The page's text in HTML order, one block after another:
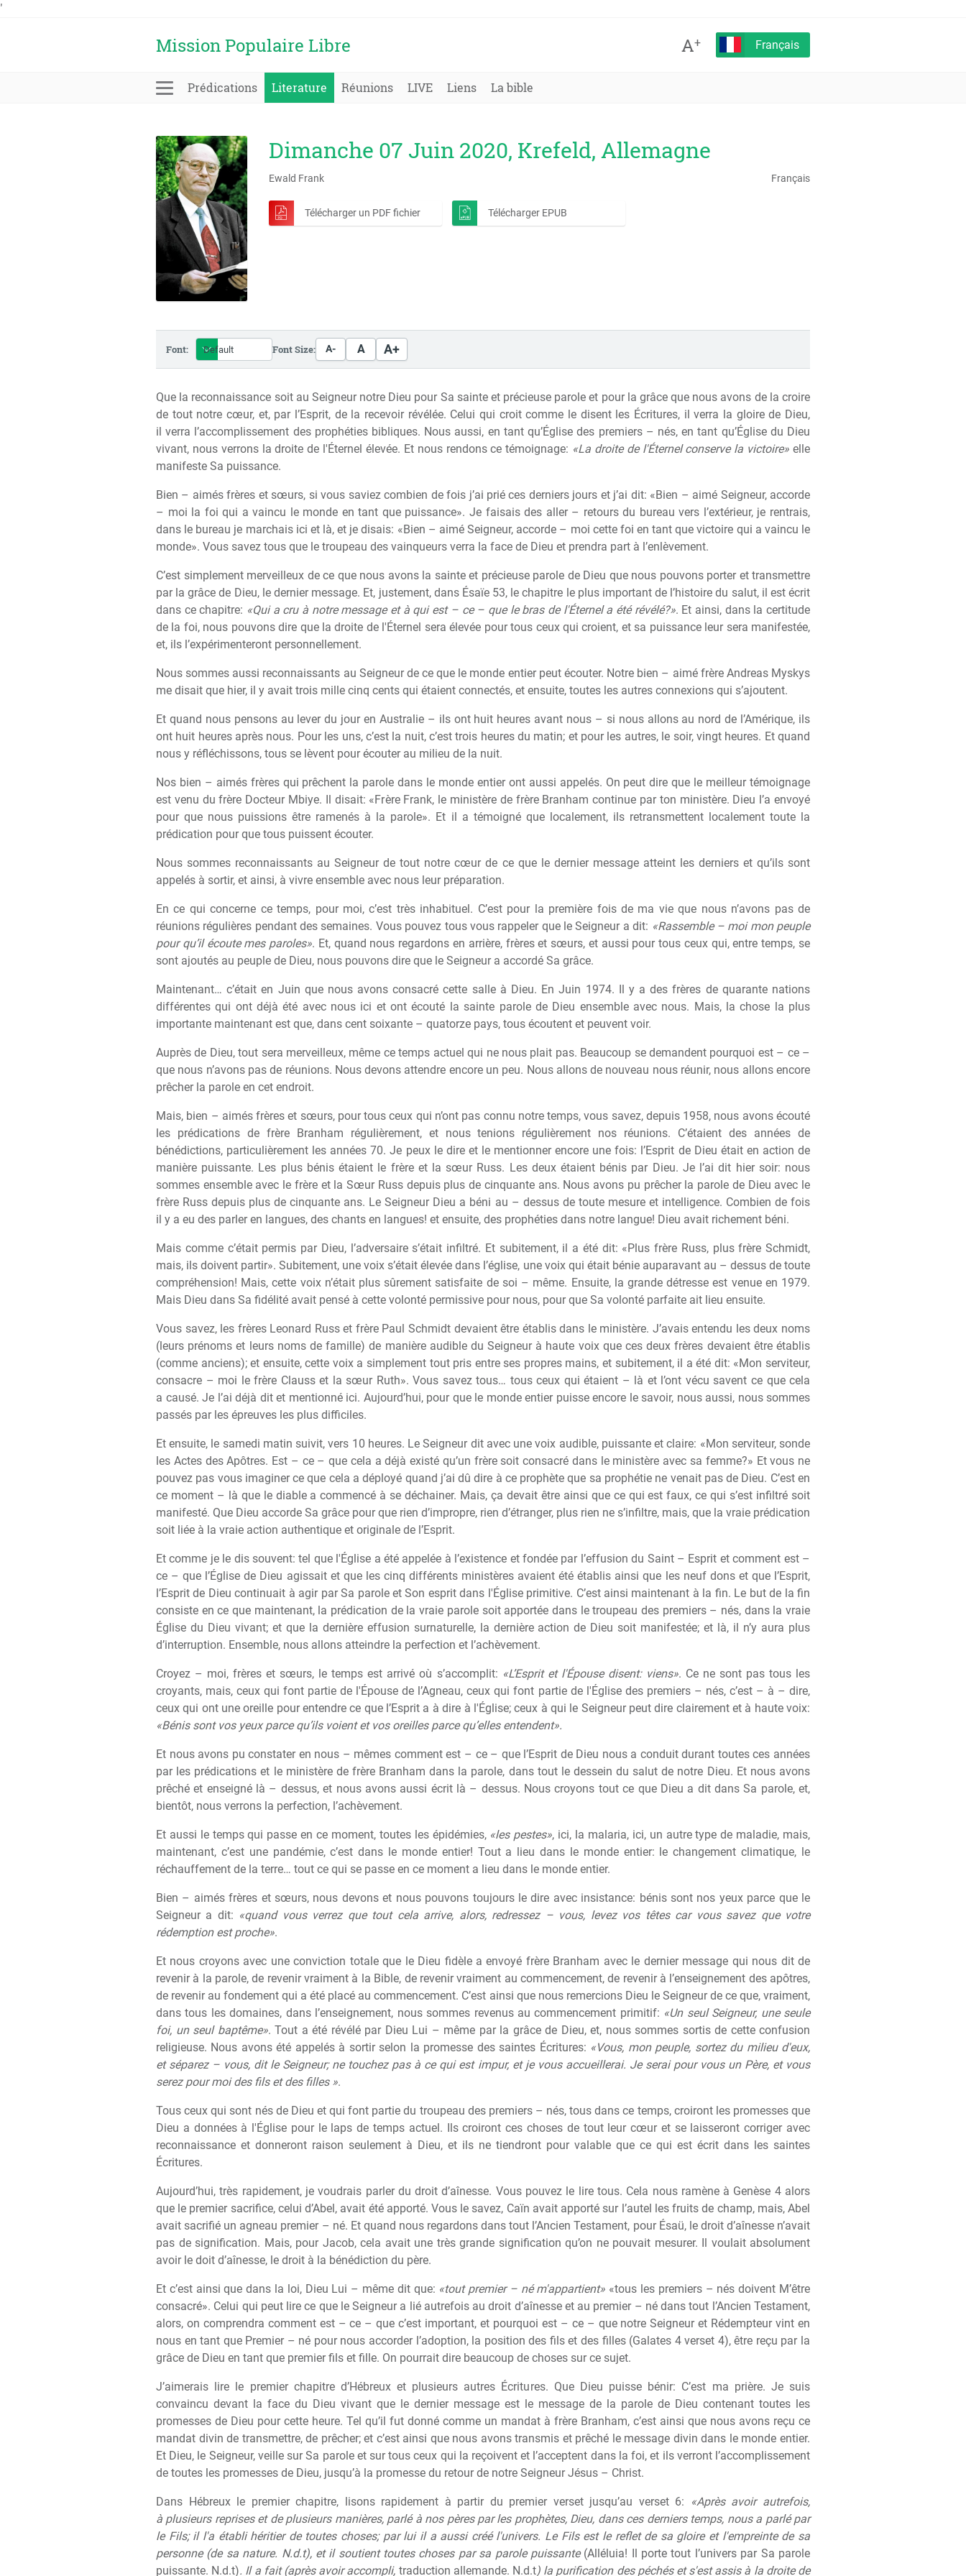
'
Mission Populaire Libre A+ Français
Prédications Literature Réunions LIVE Liens La bible
Dimanche 07 Juin 2020, Krefeld, Allemagne
Ewald Frank Français
Télécharger un PDF fichier Télécharger EPUB
Font: Font Size: A- A A+
Que la reconnaissance soit au Seigneur notre Dieu pour Sa sainte et précieuse parole et pour la grâce que nous avons de la croire
de tout notre cœur, et, par l’Esprit, de la recevoir révélée. Celui qui croit comme le disent les Écritures, il verra la gloire de Dieu,
il verra l’accomplissement des prophéties bibliques. Nous aussi, en tant qu’Église des premiers – nés, en tant qu’Église du Dieu
vivant, nous verrons la droite de l'Éternel élevée. Et nous rendons ce témoignage: «La droite de l'Éternel conserve la victoire»elle
manifeste Sa puissance.
Bien – aimés frères et sœurs, si vous saviez combien de fois j’ai prié ces derniers jours et j’ai dit: «Bien – aimé Seigneur, accorde
– moi la foi qui a vaincu le monde en tant que puissance». Je faisais des aller – retours du bureau vers l’extérieur, je rentrais,
dans le bureau je marchais ici et là, et je disais: «Bien – aimé Seigneur, accorde – moi cette foi en tant que victoire qui a vaincu le
monde». Vous savez tous que le troupeau des vainqueurs verra la face de Dieu et prendra part à l’enlèvement.
C’est simplement merveilleux de ce que nous avons la sainte et précieuse parole de Dieu que nous pouvons porter et transmettre
par la grâce de Dieu, le dernier message. Et, justement, dans Ésaïe 53, le chapitre le plus important de l’histoire du salut, il est écrit
dans ce chapitre: «Qui a cru à notre message et à qui est – ce – que le bras de l'Éternel a été révélé?». Et ainsi, dans la certitude
de la foi, nous pouvons dire que la droite de l'Éternel sera élevée pour tous ceux qui croient, et sa puissance leur sera manifestée,
et, ils l’expérimenteront personnellement.
Nous sommes aussi reconnaissants au Seigneur de ce que le monde entier peut écouter. Notre bien – aimé frère Andreas Myskys
me disait que hier, il y avait trois mille cinq cents qui étaient connectés, et ensuite, toutes les autres connexions qui s’ajoutent.
Et quand nous pensons au lever du jour en Australie – ils ont huit heures avant nous – si nous allons au nord de l’Amérique, ils
ont huit heures après nous. Pour les uns, c’est la nuit, c’est trois heures du matin; et pour les autres, le soir, vingt heures. Et quand
nous y réfléchissons, tous se lèvent pour écouter au milieu de la nuit.
Nos bien – aimés frères qui prêchent la parole dans le monde entier ont aussi appelés. On peut dire que le meilleur témoignage
est venu du frère Docteur Mbiye. Il disait: «Frère Frank, le ministère de frère Branham continue par ton ministère. Dieu l’a envoyé
pour que nous puissionsêtre ramenés à la parole». Et il a témoigné que localement, ils retransmettent localement toute la
prédication pour que tous puissent écouter.
Nous sommes reconnaissants au Seigneur de tout notre cœur de ce que le dernier message atteint les derniers et qu’ils sont
appelés à sortir, et ainsi, à vivre ensemble avec nous leur préparation.
En ce qui concerne ce temps, pour moi, c’est très inhabituel. C’est pour la première fois de ma vie que nous n’avons pas de
réunions régulières pendant des semaines. Vous pouvez tous vous rappeler que le Seigneur a dit: «Rassemble – moi mon peuple
pour qu’il écoute mes paroles». Et, quand nous regardons en arrière, frères et sœurs, et aussi pour tous ceux qui, entre temps, se
sont ajoutés au peuple de Dieu, nous pouvons dire que le Seigneur a accordé Sa grâce.
Maintenant… c’était en Juin que nous avons consacré cette salle à Dieu. En Juin 1974. Il y a des frères de quarante nations
différentes qui ont déjà été avec nous ici et ont écouté la sainte parole de Dieu ensemble avec nous. Mais, la chose la plus
importante maintenant est que, dans cent soixante – quatorze pays, tous écoutent et peuvent voir.
Auprès de Dieu, tout sera merveilleux, même ce temps actuel qui ne nous plait pas. Beaucoup se demandent pourquoi est – ce –
que nous n’avons pas de réunions. Nous devons attendre encore un peu. Nous allons de nouveau nous réunir, nous allons encore
prêcher la parole en cet endroit.
Mais, bien – aimés frères et sœurs, pour tous ceux qui n’ont pas connu notre temps, vous savez, depuis 1958, nous avons écouté
les prédications de frère Branham régulièrement, et nous tenions régulièrement nos réunions. C’étaient des années de
bénédictions, particulièrement les années 70. Je peux le dire et le mentionner encore une fois: l’Esprit de Dieu était en action de
manière puissante. Les plus bénis étaient le frère et la sœur Russ. Les deux étaient bénis par Dieu. Je l’ai dit hier soir: nous
sommes ensemble avec le frère et la Sœur Russ depuis plus de cinquante ans. Nous avons pu prêcher la parole de Dieu avec le
frère Russ depuis plus de cinquante ans. Le Seigneur Dieu a béni au – dessus de toute mesure et intelligence. Combien de fois
il y a eu des parler en langues, des chants en langues! et ensuite, des prophéties dans notre langue! Dieu avait richement béni.
Mais comme c’était permis par Dieu, l’adversaire s’était infiltré. Et subitement, il a été dit: «Plus frère Russ, plus frère Schmidt,
mais, ils doivent partir». Subitement, une voix s’était élevée dans l’église, une voix qui était bénie auparavant au – dessus de toute
compréhension! Mais, cette voix n’était plus sûrement satisfaite de soi – même. Ensuite, la grande détresse est venue en 1979.
Mais Dieu dans Sa fidélité avait pensé à cette volonté permissive pour nous, pour que Sa volonté parfaite ait lieu ensuite.
Vous savez, les frères Leonard Russ et frère Paul Schmidt devaientêtre établis dans le ministère. J’avais entendu les deux noms
(leurs prénoms et leurs noms de famille) de manière audible du Seigneur à haute voix que ces deux frères devaient être établis
(comme anciens); et ensuite, cette voix a simplement tout pris entre ses propres mains, et subitement, il a été dit: «Mon serviteur,
consacre – moi le frère Clauss et la sœur Ruth». Vous savez tous… tous ceux qui étaient – là et l’ont vécu savent ce que cela
a causé. Je l’ai déjà dit et mentionné ici. Aujourd’hui, pour que le monde entier puisse encore le savoir, nous aussi, nous sommes
passés par les épreuves les plus difficiles.
Et ensuite, le samedi matin suivit, vers 10 heures. Le Seigneur dit avec une voix audible, puissante et claire: «Mon serviteur, sonde
les Actes des Apôtres. Est – ce – que cela a déjà existé qu’un frère soit consacré dans le ministère avec sa femme?» Et vous ne
pouvez pas vous imaginer ce que cela a déployé quand j’ai dû dire à ce prophète que sa prophétie ne venait pas de Dieu. C’est en
ce moment – là que le diable a commencé à se déchainer. Mais, ça devait être ainsi que ce qui est faux, ce qui s’est infiltré soit
manifesté. Que Dieu accorde Sa grâce pour que rien d’impropre, rien d’étranger, plus rien ne s’infiltre, mais, que la vraie prédication
soit liée à la vraie action authentique et originale de l’Esprit.
Et comme je le dis souvent: tel que l'Église a été appelée à l’existence et fondée par l’effusion du Saint – Esprit et comment est –
ce – que l’Église de Dieu agissait et que les cinq différents ministères avaient été établis ainsi que les neuf dons et que l’Esprit,
l’Esprit de Dieu continuait à agir par Sa parole et Son esprit dans l'Église primitive. C’est ainsi maintenant à la fin. Le but de la fin
consiste en ce que maintenant, la prédication de la vraie parole soit apportée dans le troupeau des premiers – nés, dans la vraie
Église du Dieu vivant; et que la dernière effusion surnaturelle, la dernière action de Dieu soit manifestée; et là, il n’y aura plus
d’interruption. Ensemble, nous allons atteindre la perfection et l’achèvement.
Croyez – moi, frères et sœurs, le temps est arrivé où s’accomplit: «L’Esprit et l'Épouse disent: viens». Ce ne sont pas tous les
croyants, mais, ceux qui font partie de l'Épouse de l’Agneau, ceux qui font partie de l'Église des premiers – nés, c’est – à – dire,
ceux qui ont une oreille pour entendre ce que l’Esprit a à dire à l'Église; ceux à qui le Seigneur peut dire clairement et à haute voix:
«Bénis sont vos yeux parce qu’ils voient et vos oreilles parce qu’elles entendent».
Et nous avons pu constater en nous – mêmes comment est – ce – que l’Esprit de Dieu nous a conduit durant toutes ces années
par les prédications et le ministère de frère Branham dans la parole, dans tout le dessein du salut de notre Dieu. Et nous avons
prêché et enseigné là – dessus, et nous avons aussi écrit là – dessus. Nous croyons tout ce que Dieu a dit dans Sa parole, et,
bientôt, nous verrons la perfection, l’achèvement.
Et aussi le temps qui passe en ce moment, toutes les épidémies, «les pestes», ici, la malaria, ici, un autre type de maladie, mais,
maintenant, c’est une pandémie, c’est dans le monde entier! Tout a lieu dans le monde entier: le changement climatique, le
réchauffement de la terre… tout ce qui se passe en ce moment a lieu dans le monde entier.
Bien – aimés frères et sœurs, nous devons et nous pouvons toujours le dire avec insistance: bénis sont nos yeux parce que le
Seigneur a dit: «quand vous verrez que tout cela arrive, alors, redressez – vous, levez vos têtes car vous savez que votre
rédemption est proche».
Et nous croyons avec une conviction totale que le Dieu fidèle a envoyé frère Branham avec le dernier message qui nous dit de
revenir à la parole, de revenir vraiment à la Bible, de revenir vraiment au commencement, de revenir à l’enseignement des apôtres,
de revenir au fondement qui a été placé au commencement. C’est ainsi que nous remercions Dieu le Seigneur de ce que, vraiment,
dans tous les domaines, dans l’enseignement, nous sommes revenus au commencement primitif: «Un seul Seigneur, une seule
foi, un seul baptême». Tout a été révélé par Dieu Lui – même par la grâce de Dieu, et, nous sommes sortis de cette confusion
religieuse. Nous avons été appelés à sortir selon la promesse des saintes Écritures: «Vous, mon peuple, sortez du milieu d'eux,
et séparez – vous, dit le Seigneur; ne touchez pas à ce qui est impur, et je vous accueillerai. Je serai pour vous un Père, et vous
serez pour moi des fils et des filles ».
Tous ceux qui sont nés de Dieu et qui font partie du troupeau des premiers – nés, tous dans ce temps, croiront les promesses que
Dieu a données à l'Église pour le laps de temps actuel. Ils croiront ces choses de tout leur cœur et se laisseront corriger avec
reconnaissance et donneront raison seulement à Dieu, et ils ne tiendront pour valable que ce qui est écrit dans les saintes
Écritures.
Aujourd’hui, très rapidement, je voudrais parler du droit d’aînesse. Vous pouvez le lire tous. Cela nous ramène à Genèse 4 alors
que le premier sacrifice, celui d’Abel, avait été apporté. Vous le savez, Caïn avait apporté sur l’autel les fruits de champ, mais, Abel
avait sacrifié un agneau premier – né. Et quand nous regardons dans tout l’Ancien Testament, pour Ésaü, le droit d’aînesse n’avait
pas de signification. Mais, pour Jacob, cela avait une très grande signification qu’on ne pouvait mesurer. Il voulait absolument
avoir le doit d’aînesse, le droit à la bénédiction du père.
Et c’est ainsi que dans la loi, Dieu Lui – même dit que: «tout premier – né m'appartient» «tous les premiers – nés doivent M’être
consacré». Celui qui peut lire ce que le Seigneur a lié autrefois au droit d’aînesse et au premier – né dans tout l’Ancien Testament,
alors, on comprendra comment est – ce – que c’est important, et pourquoi est – ce – que notre Seigneur et Rédempteur vint en
nous en tant que Premier – né pour nous accorder l’adoption, la position des fils et des filles (Galates 4 verset 4),être reçu par la
grâce de Dieu en tant que premier fils et fille. On pourrait dire beaucoup de choses sur ce sujet.
J’aimerais lire le premier chapitre d’Hébreux et plusieurs autres Écritures. Que Dieu puisse bénir: C’est ma prière. Je suis
convaincu devant la face du Dieu vivant que le dernier message est le message de la parole de Dieu contenant toutes les
promesses de Dieu pour cette heure. Tel qu’il fut donné comme un mandat à frère Branham, c’est ainsi que nous avons reçu ce
mandat divin de transmettre, de prêcher; et c’est ainsi que nous avons transmis et prêché le message divin dans le monde entier.
Et Dieu, le Seigneur, veille sur Sa parole et sur tous ceux qui la reçoivent et l’acceptent dans la foi, et ils verront l’accomplissement
de toutes les promesses de Dieu, jusqu’à la promesse du retour de notre Seigneur Jésus – Christ.
Dans Hébreux le premier chapitre, lisons rapidement à partir du premier verset jusqu’au verset 6:
«Après avoir autrefois,
à plusieurs reprises et de plusieurs manières, parlé à nos pères par les prophètes, Dieu, dans ces derniers temps, nous a parlé par
le Fils; il l'a établi héritier de toutes choses; par lui il a aussi créé l'univers. Le Fils est le reflet de sa gloire et l'empreinte de sa
personne (de sa nature. N.d.t), et il soutient toutes choses par sa parole puissante (Alléluia! Il porte tout l’univers par Sa parole
puissante. N.d.t). Il a fait (après avoir accompli, traduction allemande. N.d.t) la purification des péchés et s'est assis à la droite de